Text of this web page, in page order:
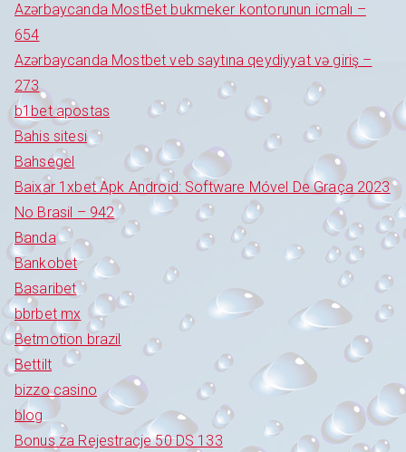
Azərbaycanda MostBet bukmeker kontorunun icmalı –
654
Azərbaycanda Mostbet veb saytına qeydiyyat və giriş –
273
b1bet apostas
Bahis sitesi
Bahsegel
Baixar 1xbet Apk Android: Software Móvel De Graça 2023
No Brasil – 942
Banda
Bankobet
Basaribet
bbrbet mx
Betmotion brazil
Bettilt
bizzo casino
blog
Bonus za Rejestracje 50 DS 133